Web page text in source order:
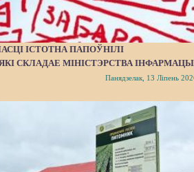
ІСТОТНА ПАПОЎНІЛІ
СКЛАДАЕ МІНІСТЭРСТВА
Панядзелак, 13 Ліпень